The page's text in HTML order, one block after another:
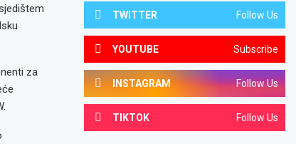
za
TWITTER Follow Us
YOUTUBE Subscribe
INSTAGRAM Follow Us
TIKTOK Follow Us